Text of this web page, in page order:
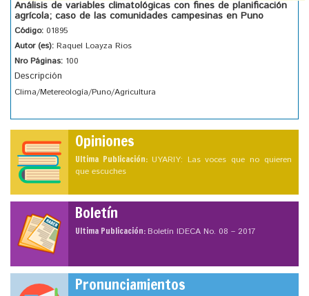
Análisis de variables climatológicas con fines de planificación
agrícola; caso de las comunidades campesinas en Puno
Código: 01895
Autor (es): Raquel Loayza Rios
Nro Páginas: 100
Descripción
Clima/Metereología/Puno/Agricultura
Opiniones
Ultima Publicación: UYARIY: Las voces que no quieren
que escuches
Boletín
Ultima Publicación:Boletín IDECA No. 08 – 2017
Pronunciamientos